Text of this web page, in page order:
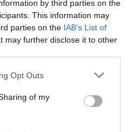
by third parties on the
This information may
parties on the IAB’s List of
may further disclose it to other
Opt Outs
of my
qui se profilent à